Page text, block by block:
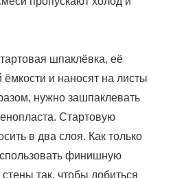
шпаклёвка, её
и наносят на листы
нужно зашпаклевать
Стартовую
в два слоя. Как только
финишную
так, чтобы добиться